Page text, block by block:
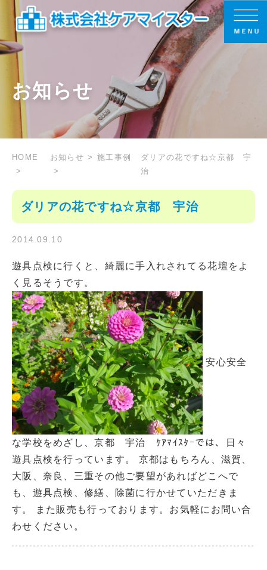
お知らせ
HOME お知らせ 施工事例
ダリアの花ですね☆京都 宇
治
ダリアの花ですね☆京都 宇治
2014.09.10
遊具点検に行くと、綺麗に手入れされてる花壇をよ
く見るそうです。
安心安全
な学校をめざし、京都 宇治 ｹｱﾏｲｽﾀｰでは、日々
遊具点検を行っています。 京都はもちろん、滋賀、
大阪、奈良、三重その他ご要望があればどこへで
も、遊具点検、修繕、除菌に行かせていただきま
す。 また販売も行っております。お気軽にお問い合
わせください。